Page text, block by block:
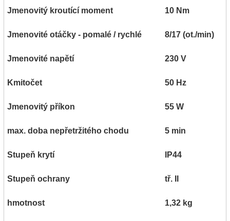
Jmenovitý kroutící moment 10 Nm
Jmenovité otáčky - pomalé / rychlé 8/17 (ot./min)
Jmenovité napětí 230 V
Kmitočet 50 Hz
Jmenovitý příkon 55 W
max. doba nepřetržitého chodu 5 min
Stupeň krytí IP44
Stupeň ochrany tř. II
hmotnost 1,32 kg